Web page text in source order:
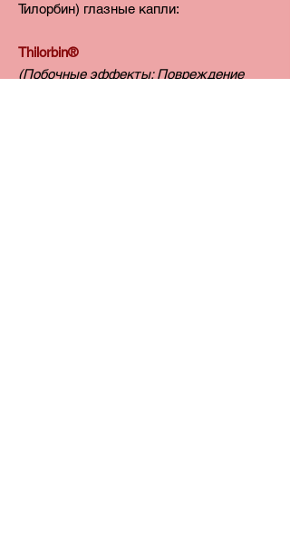
Тилорбин) глазные капли:
Thilorbin®
(Побочные эффекты: Повреждение